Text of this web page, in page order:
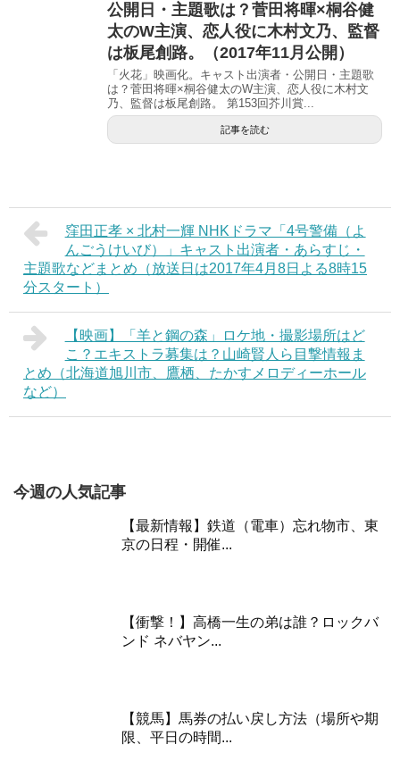
公開日・主題歌は？菅田将暉×桐谷健
太のW主演、恋人役に木村文乃、監督
は板尾創路。（2017年11月公開）
「火花」映画化。キャスト出演者・公開日・主題歌
は？菅田将暉×桐谷健太のW主演、恋人役に木村文
乃、監督は板尾創路。 第153回芥川賞...
記事を読む
窪田正孝 × 北村一輝 NHKドラマ「4号警備（よ
んごうけいび）」キャスト出演者・あらすじ・
主題歌などまとめ（放送日は2017年4月8日よる8時15
分スタート）
【映画】「羊と鋼の森」ロケ地・撮影場所はど
こ？エキストラ募集は？山崎賢人ら目撃情報ま
とめ（北海道旭川市、鷹栖、たかすメロディーホール
など）
今週の人気記事
【最新情報】鉄道（電車）忘れ物市、東
京の日程・開催...
【衝撃！】高橋一生の弟は誰？ロックバ
ンド ネバヤン...
【競馬】馬券の払い戻し方法（場所や期
限、平日の時間...